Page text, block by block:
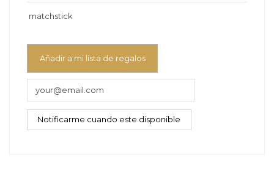
matchstick
Añadir a mi lista de regalos